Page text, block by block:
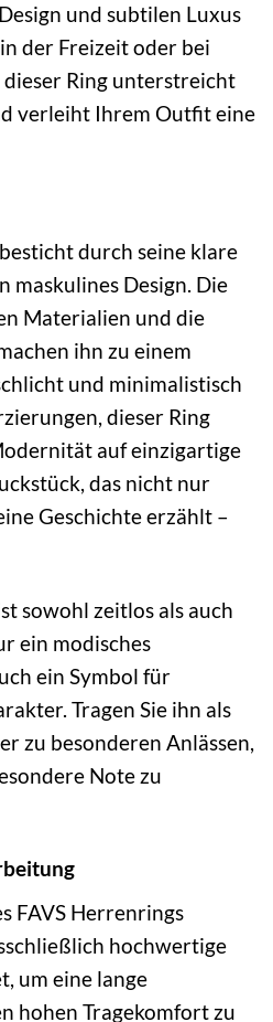
und subtilen Luxus
der Freizeit oder bei
dieser Ring unterstreicht
verleiht Ihrem Outfit eine
durch seine klare
maskulines Design. Die
Materialien und die
ihn zu einem
und minimalistisch
dieser Ring
auf einzigartige
das nicht nur
Geschichte erzählt –
sowohl zeitlos als auch
ein modisches
ein Symbol für
Tragen Sie ihn als
zu besonderen Anlässen,
Note zu
FAVS Herrenrings
hochwertige
um eine lange
hohen Tragekomfort zu